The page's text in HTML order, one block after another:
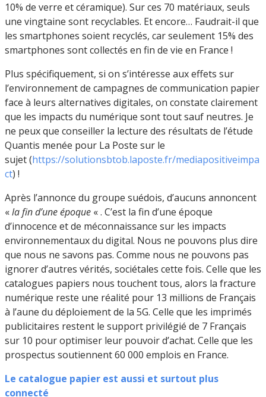
10% de verre et céramique). Sur ces 70 matériaux, seuls
une vingtaine sont recyclables. Et encore… Faudrait-il que
les smartphones soient recyclés, car seulement 15% des
smartphones sont collectés en fin de vie en France !
Plus spécifiquement, si on s’intéresse aux effets sur
l’environnement de campagnes de communication papier
face à leurs alternatives digitales, on constate clairement
que les impacts du numérique sont tout sauf neutres. Je
ne peux que conseiller la lecture des résultats de l’étude
Quantis menée pour La Poste sur le
sujet (https://solutionsbtob.laposte.fr/mediapositiveimpa
ct) !
Après l’annonce du groupe suédois, d’aucuns annoncent
«la fin d’une époque « . C’est la fin d’une époque
d’innocence et de méconnaissance sur les impacts
environnementaux du digital. Nous ne pouvons plus dire
que nous ne savons pas. Comme nous ne pouvons pas
ignorer d’autres vérités, sociétales cette fois. Celle que les
catalogues papiers nous touchent tous, alors la fracture
numérique reste une réalité pour 13 millions de Français
à l’aune du déploiement de la 5G. Celle que les imprimés
publicitaires restent le support privilégié de 7 Français
sur 10 pour optimiser leur pouvoir d’achat. Celle que les
prospectus soutiennent 60 000 emplois en France.
Le catalogue papier est aussi et surtout plus
connecté